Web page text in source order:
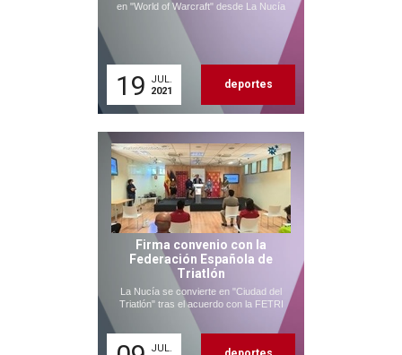
en "World of Warcraft" desde La Nucía
19
JUL.
2021
deportes
Firma convenio con la
Federación Española de
Triatlón
La Nucía se convierte en "Ciudad del
Triatlón" tras el acuerdo con la FETRI
JUL.